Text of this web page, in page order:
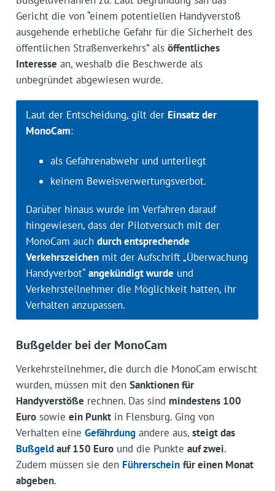
Gericht die von “einem potentiellen Handyverstoß
ausgehende erhebliche Gefahr für die Sicherheit des
öffentlichen Straßenverkehrs” als öffentliches
Interesse an, weshalb die Beschwerde als
unbegründet abgewiesen wurde.
Laut der Entscheidung, gilt der Einsatz der
MonoCam:
als Gefahrenabwehr und unterliegt
keinem Beweisverwertungsverbot.
Darüber hinaus wurde im Verfahren darauf
hingewiesen, dass der Pilotversuch mit der
MonoCam auch durch entsprechende
Verkehrszeichenmit der Aufschrift „Überwachung
Handyverbot“ angekündigt wurde und
Verkehrsteilnehmer die Möglichkeit hatten, ihr
Verhalten anzupassen.
Bußgelder bei der MonoCam
Verkehrsteilnehmer, die durch die MonoCam erwischt
wurden, müssen mit den Sanktionen für
Handyverstöße rechnen. Das sind mindestens 100
Eurosowie ein Punktin Flensburg. Ging von
Verhalten eine Gefährdungandere aus, steigt das
Bußgeldauf 150 Euround die Punkte auf zwei.
Zudem müssen sie den Führerschein für einen Monat
abgeben.